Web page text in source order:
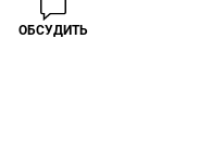
ОБСУДИТЬ